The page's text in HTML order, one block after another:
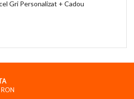
Gri Personalizat + Cadou